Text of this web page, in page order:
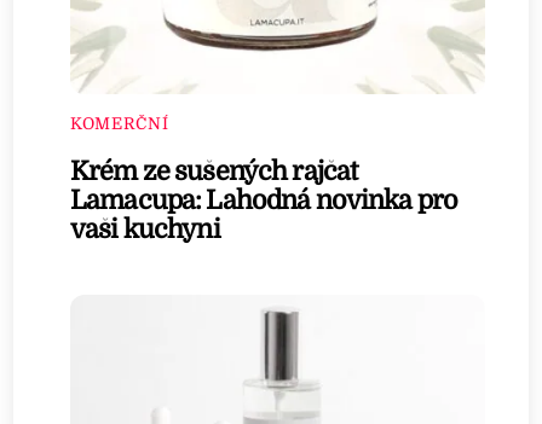
KOMERČNÍ
Krém ze sušených rajčat
Lamacupa: Lahodná novinka pro
vaši kuchyni